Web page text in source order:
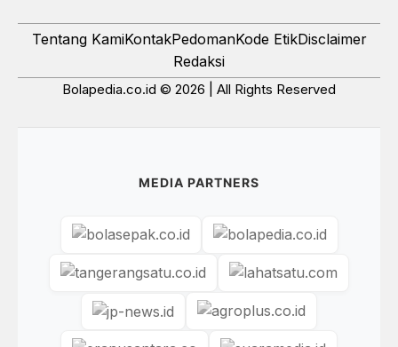
Tentang KamiKontakPedomanKode EtikDisclaimer
Redaksi
Bolapedia.co.id © 2026 | All Rights Reserved
MEDIA PARTNERS